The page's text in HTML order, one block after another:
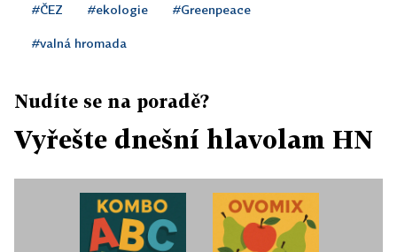
#ČEZ #ekologie #Greenpeace
#valná hromada
Nudíte se na poradě?
Vyřešte dnešní hlavolam HN